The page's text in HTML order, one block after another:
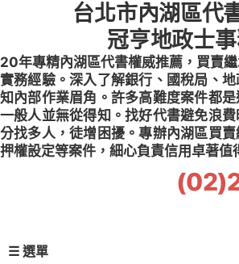
台北市內湖區代
冠亨地政士事
20年專精內湖區代書權威推薦，買賣
實務經驗。深入了解銀行、國稅局、
知內部作業眉角。許多高難度案件都是
一般人並無從得知。找好代書避免浪
分找多人，徒增困擾。專辦內湖區買
押權設定等案件，細心負責信用卓著值
☰ 選單